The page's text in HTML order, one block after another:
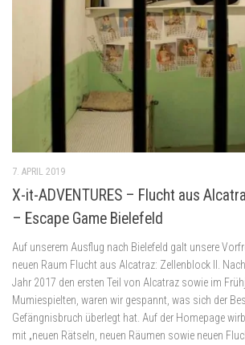
7. APRIL 2019
X-it-ADVENTURES – Flucht aus
– Escape Game Bielefeld
Auf unserem Ausflug nach Bielefeld galt unsere
neuen Raum Flucht aus Alcatraz: Zellenblock II.
Jahr 2017 den ersten Teil von Alcatraz sowie im
Mumiespielten, waren wir gespannt, was sich der
Gefängnisbruch überlegt hat. Auf der Homepage
mit „neuen Rätseln, neuen Räumen sowie neuen